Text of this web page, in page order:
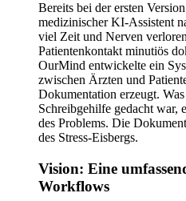
Bereits bei der ersten
medizinischer KI-Assistent
viel Zeit und Nerven
Patientenkontakt minutiös
OurMind entwickelte ein
zwischen Ärzten und
Dokumentation erzeugt.
Schreibgehilfe gedacht war,
des Problems. Die
des Stress-Eisbergs.
Vision: Eine
Workflows